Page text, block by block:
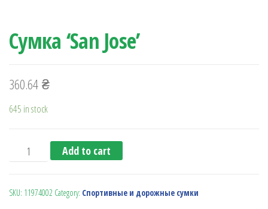
Сумка ‘San Jose’
360.64₴
645 in stock
Сумка 'San Jose' quantity
Add to cart
SKU: 11974002 Category: Спортивные и дорожные сумки